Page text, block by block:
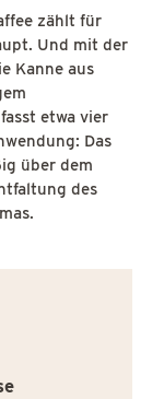
zählt für
Und mit der
Kanne aus
etwa vier
Das
über dem
des